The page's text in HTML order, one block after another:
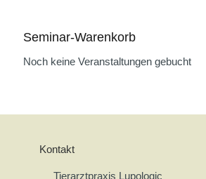
Seminar-Warenkorb
Noch keine Veranstaltungen gebucht
Kontakt
Tierarztpraxis Lupologic